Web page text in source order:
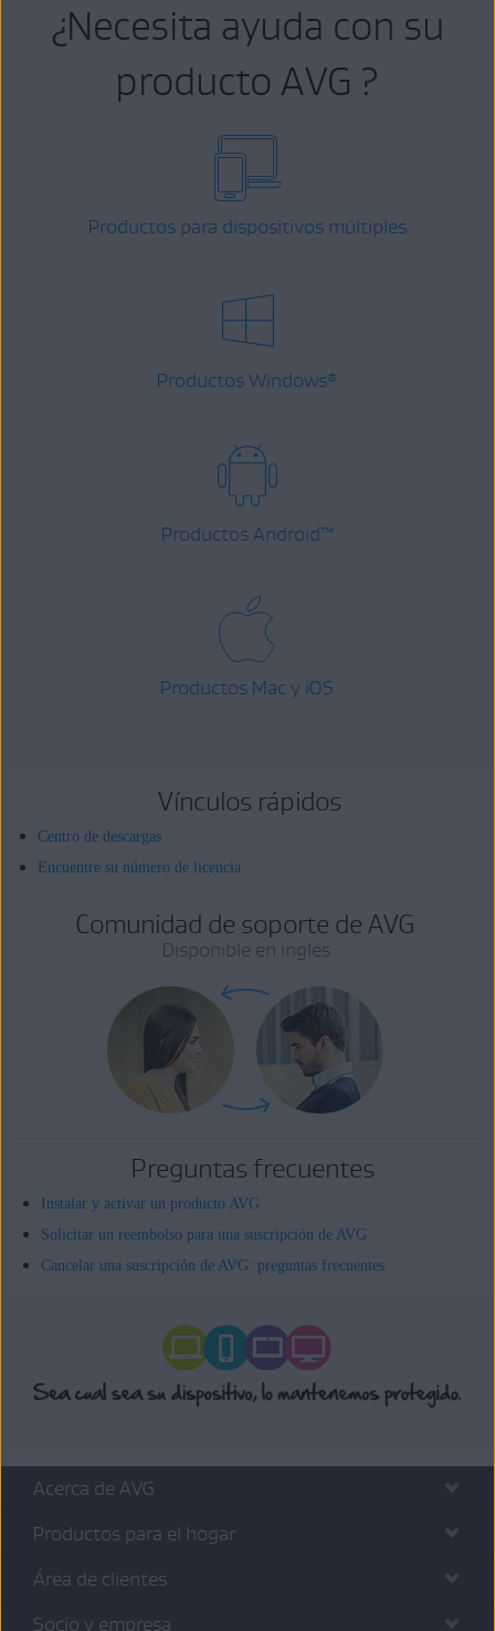
¿Necesita ayuda con su
producto AVG ?
Productos para dispositivos múltiples
Productos Windows®
Productos Android™
Productos Mac y iOS
Vínculos rápidos
Centro de descargas
Encuentre su número de licencia
Comunidad de soporte de AVG
Disponible en inglés
Preguntas frecuentes
Instalar y activar un producto AVG
Solicitar un reembolso para una suscripción de AVG
Cancelar una suscripción de AVG: preguntas frecuentes
Acerca de AVG
Productos para el hogar
Área de clientes
Socio y empresa